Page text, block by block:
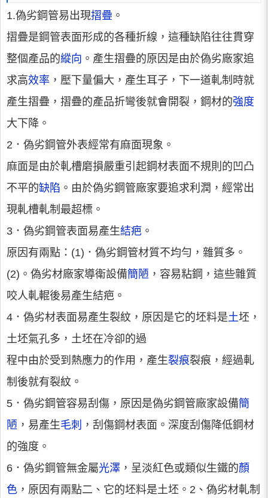
1.偽劣鋼管易出現摺疊 。
摺疊是鋼管表面形成的各種折線，這種缺陷往往貫穿
整個產品的縱向 。產生摺疊的原因是由於偽劣廠家追
求高效率 ，壓下量偏大，產生耳子，下一道軋制時就
產生摺疊，摺疊的產品折彎後就會開裂，鋼材的強度
大下降。
2．偽劣鋼管外表經常有麻面現象。
麻面是由於軋槽磨損嚴重引起鋼材表面不規則的凹凸
不平的缺陷 。由於偽劣鋼管廠家要追求利潤，經常出
現軋槽軋制最超標。
3．偽劣鋼管表面易產生結疤 。
原因有兩點：(1)．偽劣鋼管材質不均勻，雜質多。
(2)。偽劣材廠家導衛設備簡陋 ，容易粘鋼，這些雜質
咬人軋輥後易產生結疤。
4．偽劣材表面易產生裂紋，原因是它的坯料是土坯，
土坯氣孔多，土坯在冷卻的過
程中由於受到熱應力的作用，產生裂痕裂痕，經過軋
制後就有裂紋。
5．偽劣鋼管容易刮傷，原因是偽劣鋼管廠家設備簡
陋 ，易產生毛刺 ，刮傷鋼材表面。深度刮傷降低鋼材
的強度。
6．偽劣鋼管無金屬光澤 ，呈淡紅色或類似生鐵的顏
色 ，原因有兩點二、它的坯料是土坯。2、偽劣材軋制